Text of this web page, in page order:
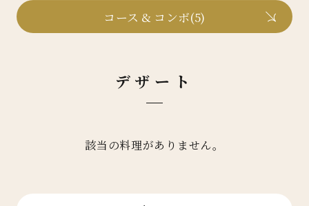
コース & コンボ(5)
デザート
該当の料理がありません。